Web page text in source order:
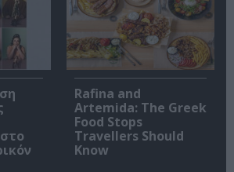
Rafina and
Artemida: The Greek
Food Stops
Travellers Should
Know